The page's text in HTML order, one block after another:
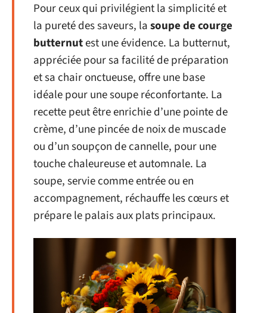
Pour ceux qui privilégient la simplicité et
la pureté des saveurs, lasoupe de courge
butternutest une évidence. La butternut,
appréciée pour sa facilité de préparation
et sa chair onctueuse, offre une base
idéale pour une soupe réconfortante. La
recette peut être enrichie d’une pointe de
crème, d’une pincée de noix de muscade
ou d’un soupçon de cannelle, pour une
touche chaleureuse et automnale. La
soupe, servie comme entrée ou en
accompagnement, réchauffe les cœurs et
prépare le palais aux plats principaux.